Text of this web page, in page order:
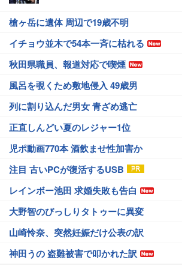
槍ヶ岳に遺体 周辺で19歳不明
イチョウ並木で54本一斉に枯れる
秋田県職員、報道対応で喫煙
風呂を覗くため敷地侵入 49歳男
列に割り込んだ男女 青ざめ逃亡
正直しんどい夏のレジャー1位
児ポ動画770本 酒飲ませ性加害か
注目 古いPCが復活するUSB
レインボー池田 求婚失敗も告白
大野智のびっしりタトゥーに異変
山崎怜奈、突然妊娠だけ公表の訳
神田うの 盗難被害で叩かれた訳